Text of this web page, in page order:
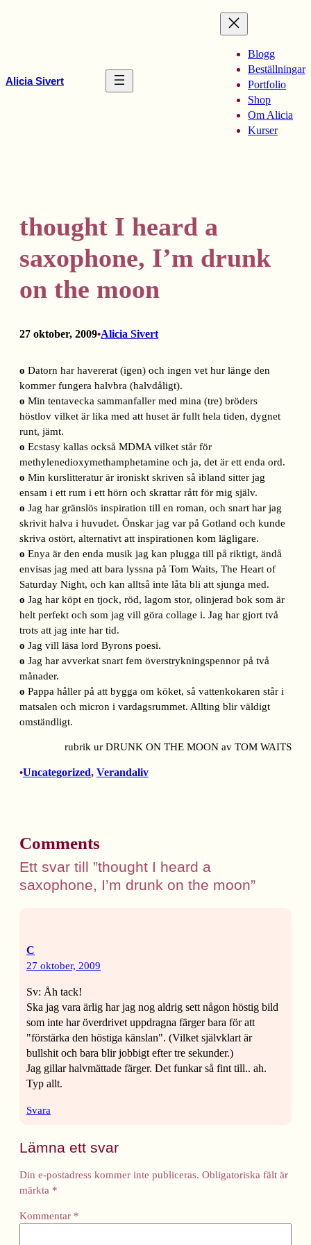
Alicia Sivert
Blogg
Beställningar
Portfolio
Shop
Om Alicia
Kurser
thought I heard a
saxophone, I’m drunk
on the moon
27 oktober, 2009•Alicia Sivert
o Datorn har havererat (igen) och ingen vet hur länge den
kommer fungera halvbra (halvdåligt).
o Min tentavecka sammanfaller med mina (tre) bröders
höstlov vilket är lika med att huset är fullt hela tiden, dygnet
runt, jämt.
o Ecstasy kallas också MDMA vilket står för
methylenedioxymethamphetamine och ja, det är ett enda ord.
o Min kurslitteratur är ironiskt skriven så ibland sitter jag
ensam i ett rum i ett hörn och skrattar rått för mig själv.
o Jag har gränslös inspiration till en roman, och snart har jag
skrivit halva i huvudet. Önskar jag var på Gotland och kunde
skriva ostört, alternativt att inspirationen kom lägligare.
o Enya är den enda musik jag kan plugga till på riktigt, ändå
envisas jag med att bara lyssna på Tom Waits, The Heart of
Saturday Night, och kan alltså inte låta bli att sjunga med.
o Jag har köpt en tjock, röd, lagom stor, olinjerad bok som är
helt perfekt och som jag vill göra collage i. Jag har gjort två
trots att jag inte har tid.
o Jag vill läsa lord Byrons poesi.
o Jag har avverkat snart fem överstrykningspennor på två
månader.
o Pappa håller på att bygga om köket, så vattenkokaren står i
matsalen och micron i vardagsrummet. Allting blir väldigt
omständligt.
rubrik ur DRUNK ON THE MOON av TOM WAITS
•Uncategorized, Verandaliv
Comments
Ett svar till ”thought I heard a
saxophone, I’m drunk on the moon”
C
27 oktober, 2009
Sv: Åh tack!
Ska jag vara ärlig har jag nog aldrig sett någon höstig bild
som inte har överdrivet uppdragna färger bara för att
"förstärka den höstiga känslan". (Vilket självklart är
bullshit och bara blir jobbigt efter tre sekunder.)
Jag gillar halvmättade färger. Det funkar så fint till.. ah.
Typ allt.
Svara
Lämna ett svar
Din e-postadress kommer inte publiceras. Obligatoriska fält är
märkta *
Kommentar *